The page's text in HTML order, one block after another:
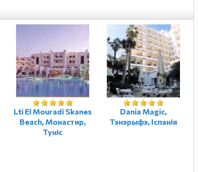
Lti El Mouradi Skanes
Beach, Монастир,
Туніс
Dania Magic,
Тэнэрыфэ, Іспанія